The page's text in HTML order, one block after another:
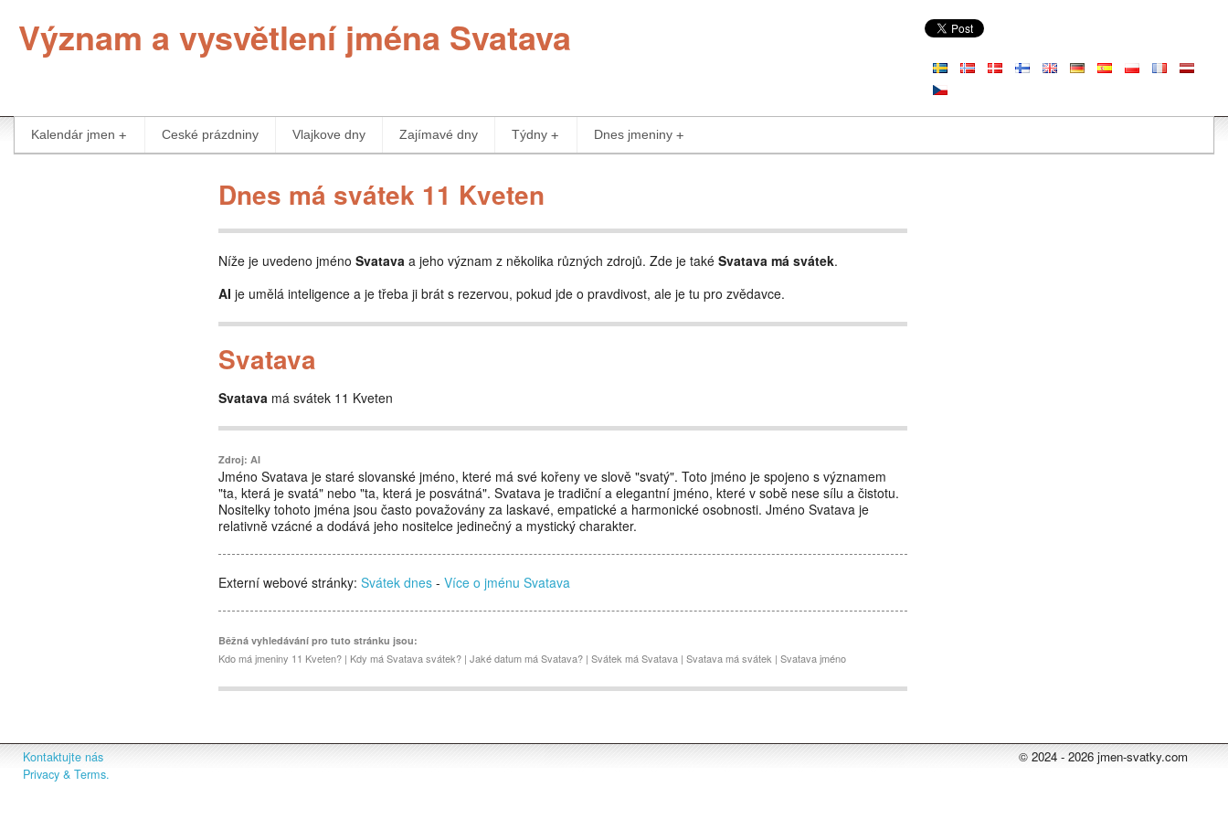
Význam a vysvětlení jména Svatava
Kalendár jmen Ceské prázdniny Vlajkove dny Zajímavé dny Týdny Dnes jmeniny
Dnes má svátek 11 Kveten
Níže je uvedeno jméno Svatava a jeho význam z několika různých zdrojů. Zde je také Svatava má svátek.
AI je umělá inteligence a je třeba ji brát s rezervou, pokud jde o pravdivost, ale je tu pro zvědavce.
Svatava
Svatava má svátek 11 Kveten
Zdroj: AI
Jméno Svatava je staré slovanské jméno, které má své kořeny ve slově "svatý". Toto jméno je spojeno s významem
"ta, která je svatá" nebo "ta, která je posvátná". Svatava je tradiční a elegantní jméno, které v sobě nese sílu a čistotu.
Nositelky tohoto jména jsou často považovány za laskavé, empatické a harmonické osobnosti. Jméno Svatava je
relativně vzácné a dodává jeho nositelce jedinečný a mystický charakter.
Externí webové stránky: Svátek dnes - Více o jménu Svatava
Běžná vyhledávání pro tuto stránku jsou:
Kdo má jmeniny 11 Kveten? | Kdy má Svatava svátek? | Jaké datum má Svatava? | Svátek má Svatava | Svatava má svátek | Svatava jméno
Kontaktujte nás
Privacy & Terms.
© 2024 - 2026 jmen-svatky.com